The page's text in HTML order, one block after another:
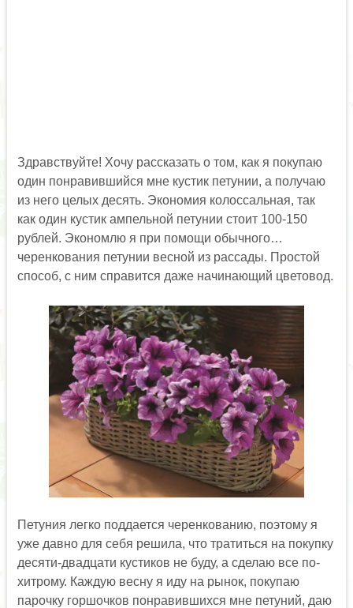
Здравствуйте! Хочу рассказать о том, как я покупаю
один понравившийся мне кустик петунии, а получаю
из него целых десять. Экономия колоссальная, так
как один кустик ампельной петунии стоит 100-150
рублей. Экономлю я при помощи обычного…
черенкования петунии весной из рассады. Простой
способ, с ним справится даже начинающий цветовод.
Петуния легко поддается черенкованию, поэтому я
уже давно для себя решила, что тратиться на покупку
десяти-двадцати кустиков не буду, а сделаю все по-
хитрому. Каждую весну я иду на рынок, покупаю
парочку горшочков понравившихся мне петуний, даю